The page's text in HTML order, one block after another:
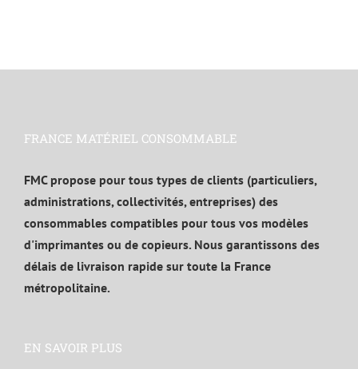
FRANCE MATÉRIEL CONSOMMABLE
FMC propose pour tous types de clients (particuliers,
administrations, collectivités, entreprises) des
consommables compatibles pour tous vos modèles
d'imprimantes ou de copieurs. Nous garantissons des
délais de livraison rapide sur toute la France
métropolitaine.
EN SAVOIR PLUS